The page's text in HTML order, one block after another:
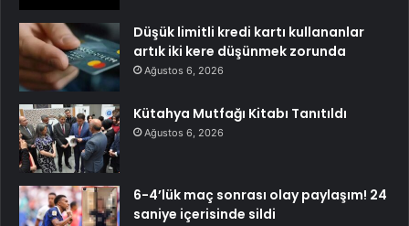
Düşük limitli kredi kartı kullananlar
artık iki kere düşünmek zorunda
Ağustos 6, 2026
Kütahya Mutfağı Kitabı Tanıtıldı
Ağustos 6, 2026
6-4’lük maç sonrası olay paylaşım! 24
saniye içerisinde sildi